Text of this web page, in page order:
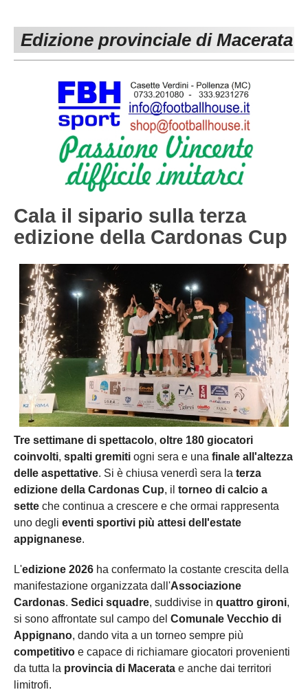
Carica la tua Rosa
1^ CATEGORIA
3^ CATEGORIA
GIOVANILI
Edizione provinciale di Macerata
Cala il sipario sulla terza
edizione della Cardonas Cup
Tre settimane di spettacolo, oltre 180 giocatori
coinvolti, spalti gremiti ogni sera e una finale all'altezza
delle aspettative. Si è chiusa venerdì sera la terza
edizione della Cardonas Cup, il torneo di calcio a
sette che continua a crescere e che ormai rappresenta
uno degli eventi sportivi più attesi dell'estate
appignanese.
L'edizione 2026 ha confermato la costante crescita della
manifestazione organizzata dall'Associazione
Cardonas. Sedici squadre, suddivise in quattro gironi,
si sono affrontate sul campo del Comunale Vecchio di
Appignano, dando vita a un torneo sempre più
competitivo e capace di richiamare giocatori provenienti
da tutta la provincia di Macerata e anche dai territori
limitrofi.